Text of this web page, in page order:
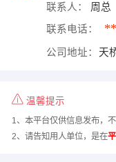
联系人： 周总
联系电话：
公司地址： 天
温馨提示
1、本平台仅供信息发布，
2、请告知用人单位，是在